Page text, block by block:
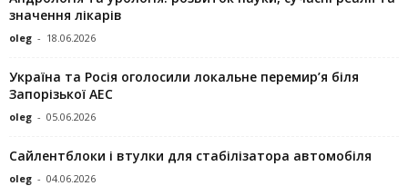
значення лікарів
oleg - 18.06.2026
Україна та Росія оголосили локальне перемир’я біля
Запорізької АЕС
oleg - 05.06.2026
Сайлентблоки і втулки для стабілізатора автомобіля
oleg - 04.06.2026